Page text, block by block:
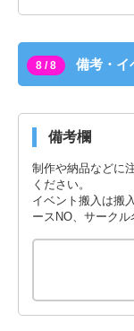
8 / 8 備考・イ
備考欄
制作や納品などに
ください。
イベント搬入は搬
ースNO、サークル